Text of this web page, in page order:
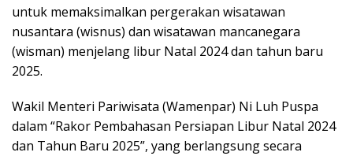
untuk memaksimalkan pergerakan wisatawan
nusantara (wisnus) dan wisatawan mancanegara
(wisman) menjelang libur Natal 2024 dan tahun baru
2025.
Wakil Menteri Pariwisata (Wamenpar) Ni Luh Puspa
dalam “Rakor Pembahasan Persiapan Libur Natal 2024
dan Tahun Baru 2025”, yang berlangsung secara